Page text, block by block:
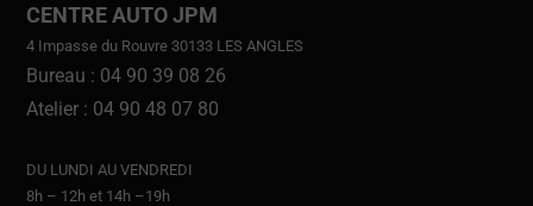
CENTRE AUTO JPM
4 Impasse du Rouvre 30133 LES ANGLES
Bureau : 04 90 39 08 26
Atelier : 04 90 48 07 80
DU LUNDI AU VENDREDI
8h – 12h et 14h –19h